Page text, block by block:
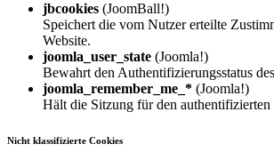
jbcookies (JoomBall!)
Speichert die vom Nutzer erteilte
Website.
joomla_user_state (Joomla!)
Bewahrt den Authentifizierungsstatus
joomla_remember_me_* (Joomla!)
Hält die Sitzung für den authentifizierten
Nicht klassifizierte Cookies